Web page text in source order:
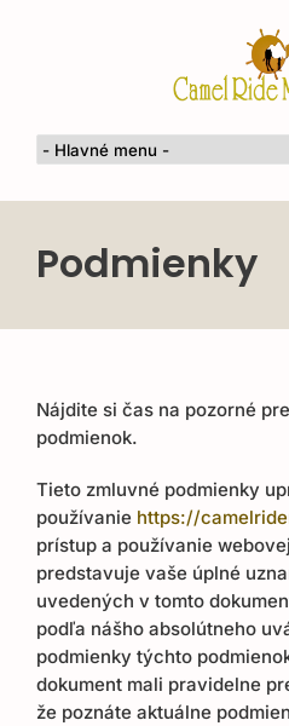
Podmienky
Nájdite si čas na pozorné
podmienok.
Tieto zmluvné podmienky
používanie https://
prístup a používanie
predstavuje vaše úplné
uvedených v tomto
podľa nášho absolútneho
podmienky týchto
dokument mali pravidelne
že poznáte aktuálne